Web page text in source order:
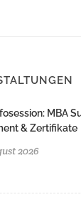
MBA
& Zertifikate
2026